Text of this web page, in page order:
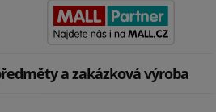
a zakázková výroba